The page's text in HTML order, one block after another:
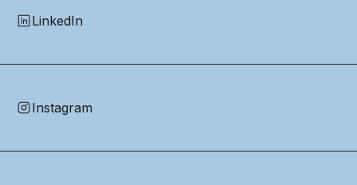
LinkedIn
Instagram